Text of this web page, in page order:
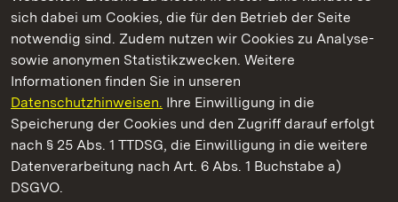
sich dabei um Cookies, die für den Betrieb der Seite
notwendig sind. Zudem nutzen wir Cookies zu Analyse-
sowie anonymen Statistikzwecken. Weitere
Informationen finden Sie in unseren
Datenschutzhinweisen. Ihre Einwilligung in die
Speicherung der Cookies und den Zugriff darauf erfolgt
nach § 25 Abs. 1 TTDSG, die Einwilligung in die weitere
Datenverarbeitung nach Art. 6 Abs. 1 Buchstabe a)
DSGVO.
Neues Schloss Tettnang
Staatliche Schlösser und Gärten Baden-Württemberg
Kontakt